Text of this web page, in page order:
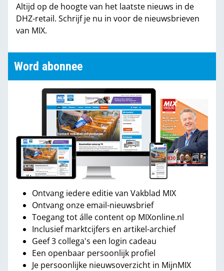
Altijd op de hoogte van het laatste nieuws in de
DHZ-retail. Schrijf je nu in voor de nieuwsbrieven
van MIX.
Word abonnee
Ontvang iedere editie van Vakblad MIX
Ontvang onze email-nieuwsbrief
Toegang tot álle content op MIXonline.nl
Inclusief marktcijfers en artikel-archief
Geef 3 collega's een login cadeau
Een openbaar persoonlijk profiel
Je persoonlijke nieuwsoverzicht in MijnMIX